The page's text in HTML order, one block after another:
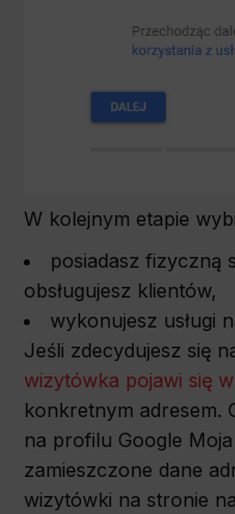
W kolejnym etapie
posiadasz fizyczną
obsługujesz klientów,
wykonujesz usługi
Jeśli zdecydujesz się
wizytówka pojawi się
konkretnym adresem.
na profilu Google
zamieszczone dane
wizytówki na stronie